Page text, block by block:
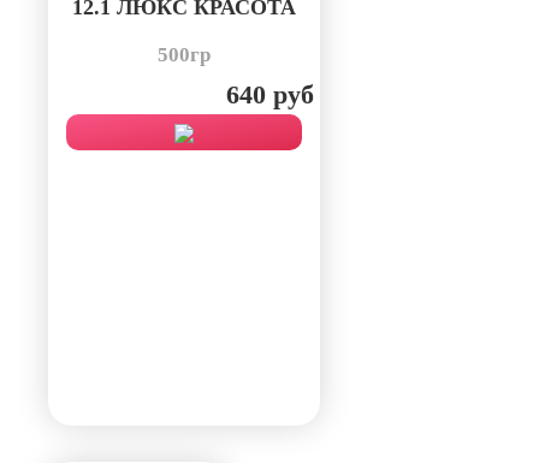
12.1 ЛЮКС КРАСОТА
500гр
640 руб